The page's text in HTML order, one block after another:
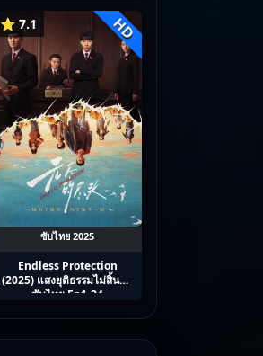
⭐ 7.1 HD
ซับไทย 2025
Endless Protection
(2025) แสงยุติธรรมไม่สิ้นสุด
ซับไทย Ep1-24